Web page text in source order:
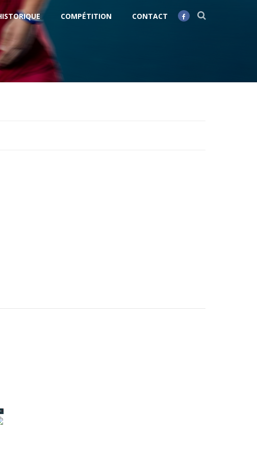
COMPÉTITION CONTACT